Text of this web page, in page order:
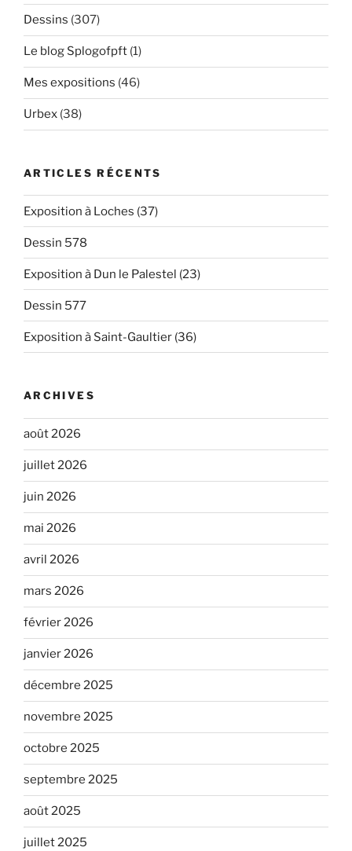
Dessins (307)
Le blog Splogofpft (1)
Mes expositions (46)
Urbex (38)
ARTICLES RÉCENTS
Exposition à Loches (37)
Dessin 578
Exposition à Dun le Palestel (23)
Dessin 577
Exposition à Saint-Gaultier (36)
ARCHIVES
août 2026
juillet 2026
juin 2026
mai 2026
avril 2026
mars 2026
février 2026
janvier 2026
décembre 2025
novembre 2025
octobre 2025
septembre 2025
août 2025
juillet 2025